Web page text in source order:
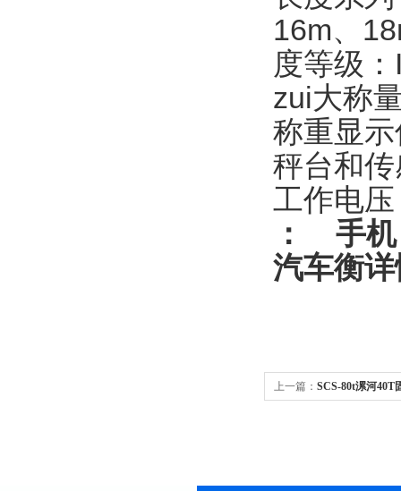
16m、
度等级：
zui大称
称重显
秤台和
工作电
：
手
汽车衡
上一篇： SCS-80t漯河40T